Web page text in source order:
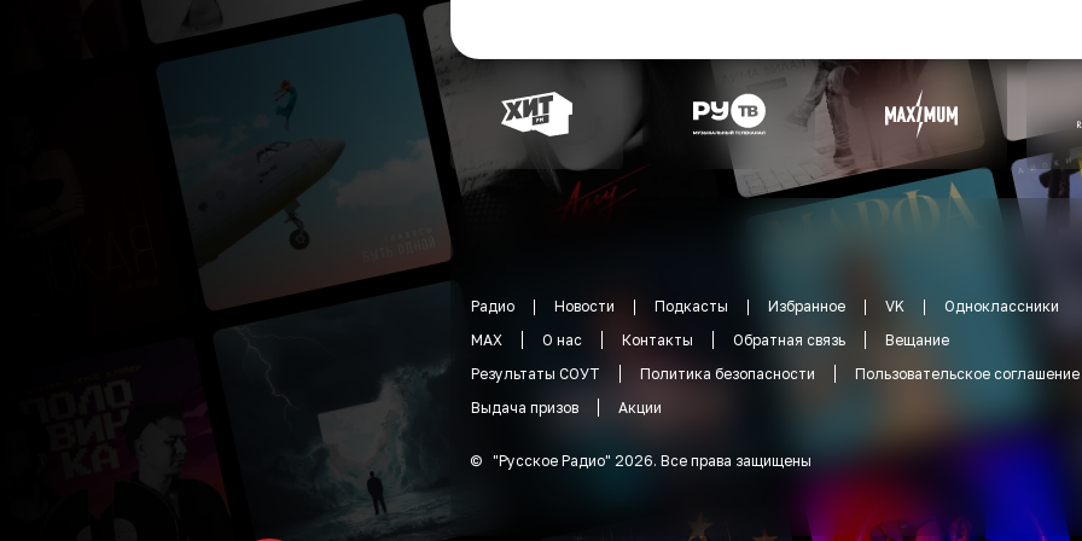
Радио Новости Подкасты Избранное VK
Одноклассники
MAX
О нас Контакты Обратная связь
Вещание
Результаты СОУТ
Политика безопасности
Пользовательское соглашение
Выдача призов
Акции
© "Русское Радио" 2026. Все права защищены